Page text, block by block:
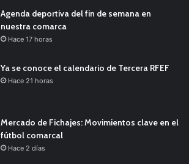
Agenda deportiva del fin de semana en
nuestra comarca
Hace 17 horas
Ya se conoce el calendario de Tercera RFEF
Hace 21 horas
Mercado de Fichajes: Movimientos clave en el
fútbol comarcal
Hace 2 días